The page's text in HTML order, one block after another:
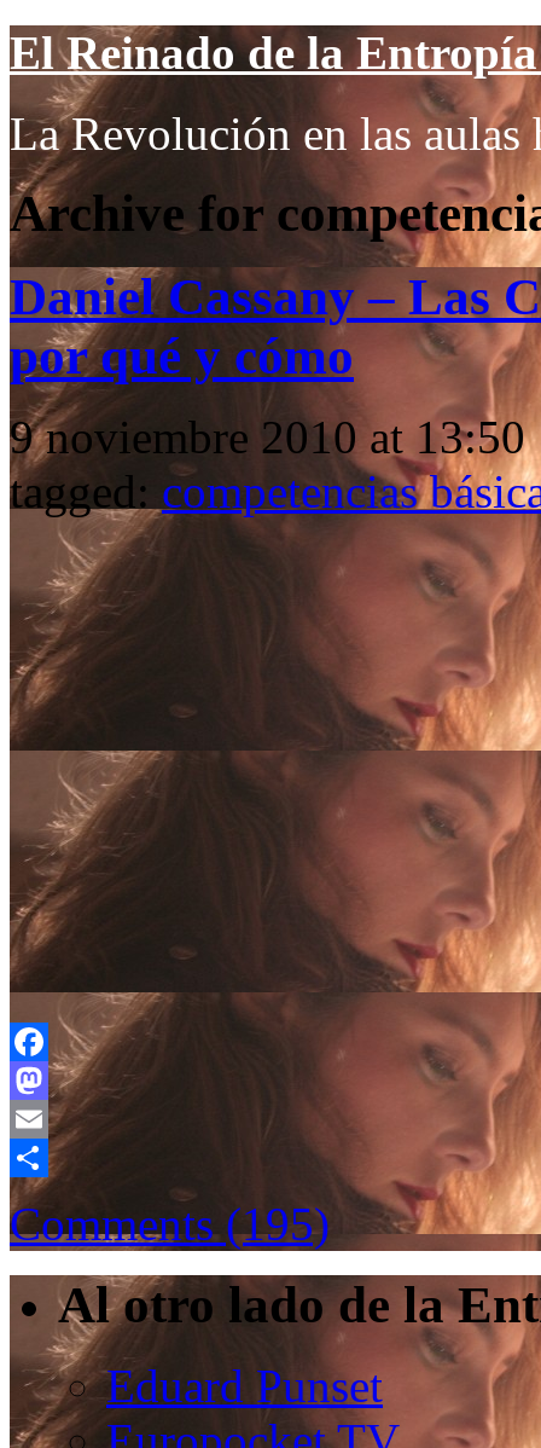
El Reinado de la
La Revolución en las aulas
Archive for
Daniel Cassany – Las
por qué y cómo
9 noviembre 2010 at
tagged: competencias
Facebook
Mastodon
Email
Compartir
Comments (195)
Al otro lado de la
Eduard Punset